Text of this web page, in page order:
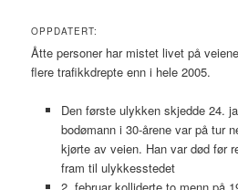
OPPDATERT:
Åtte personer har mistet livet på
flere trafikkdrepte enn i hele 2005.
Den første ulykken skjedde 24.
bodømann i 30-årene var på tur
kjørte av veien. Han var død før
fram til ulykkesstedet